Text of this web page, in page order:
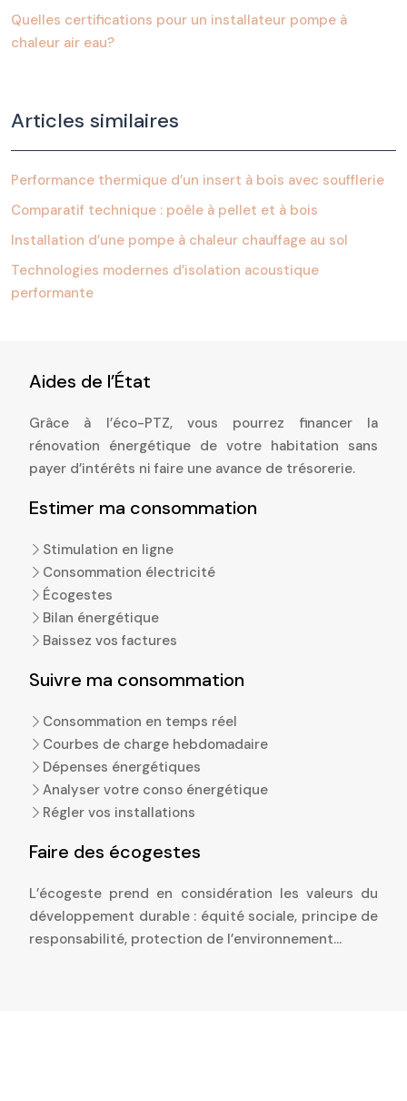
Quelles certifications pour un installateur pompe à
chaleur air eau?
Articles similaires
Performance thermique d’un insert à bois avec soufflerie
Comparatif technique : poêle à pellet et à bois
Installation d’une pompe à chaleur chauffage au sol
Technologies modernes d’isolation acoustique
performante
Aides de l’État
Grâce à l’éco-PTZ, vous pourrez financer la
rénovation énergétique de votre habitation sans
payer d’intérêts ni faire une avance de trésorerie.
Estimer ma consommation
Stimulation en ligne
Consommation électricité
Écogestes
Bilan énergétique
Baissez vos factures
Suivre ma consommation
Consommation en temps réel
Courbes de charge hebdomadaire
Dépenses énergétiques
Analyser votre conso énergétique
Régler vos installations
Faire des écogestes
L’écogeste prend en considération les valeurs du
développement durable : équité sociale, principe de
responsabilité, protection de l’environnement…